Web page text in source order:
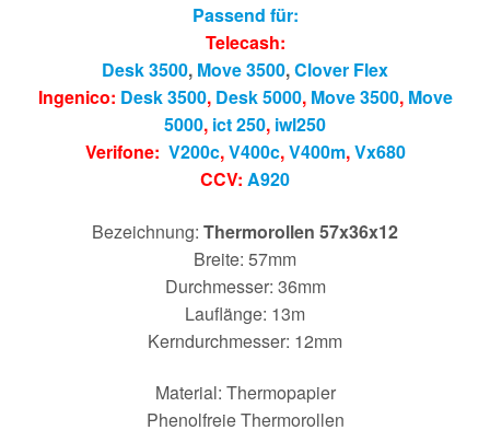
Passend für:
Telecash:
Desk 3500, Move 3500,Clover Flex
Ingenico: Desk 3500, Desk 5000, Move 3500, Move
5000, ict 250, iwl250
Verifone: V200c,V400c,V400m,Vx680
CCV: A920
Bezeichnung: Thermorollen 57x36x12
Breite: 57mm
Durchmesser: 36mm
Lauflänge: 13m
Kerndurchmesser: 12mm
Material: Thermopapier
Phenolfreie Thermorollen